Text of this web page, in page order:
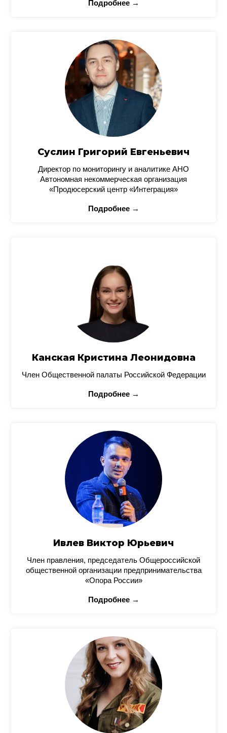
Подробнее →
Суслин Григорий Евгеньевич
Директор по мониторингу и аналитике АНО
Автономная некоммерческая организация
«Продюсерский центр «Интеграция»
Подробнее →
Канская Кристина Леонидовна
Член Общественной палаты Российской Федерации
Подробнее →
Ивлев Виктор Юрьевич
Член правления, председатель Общероссийской
общественной организации предпринимательства
«Опора России»
Подробнее →